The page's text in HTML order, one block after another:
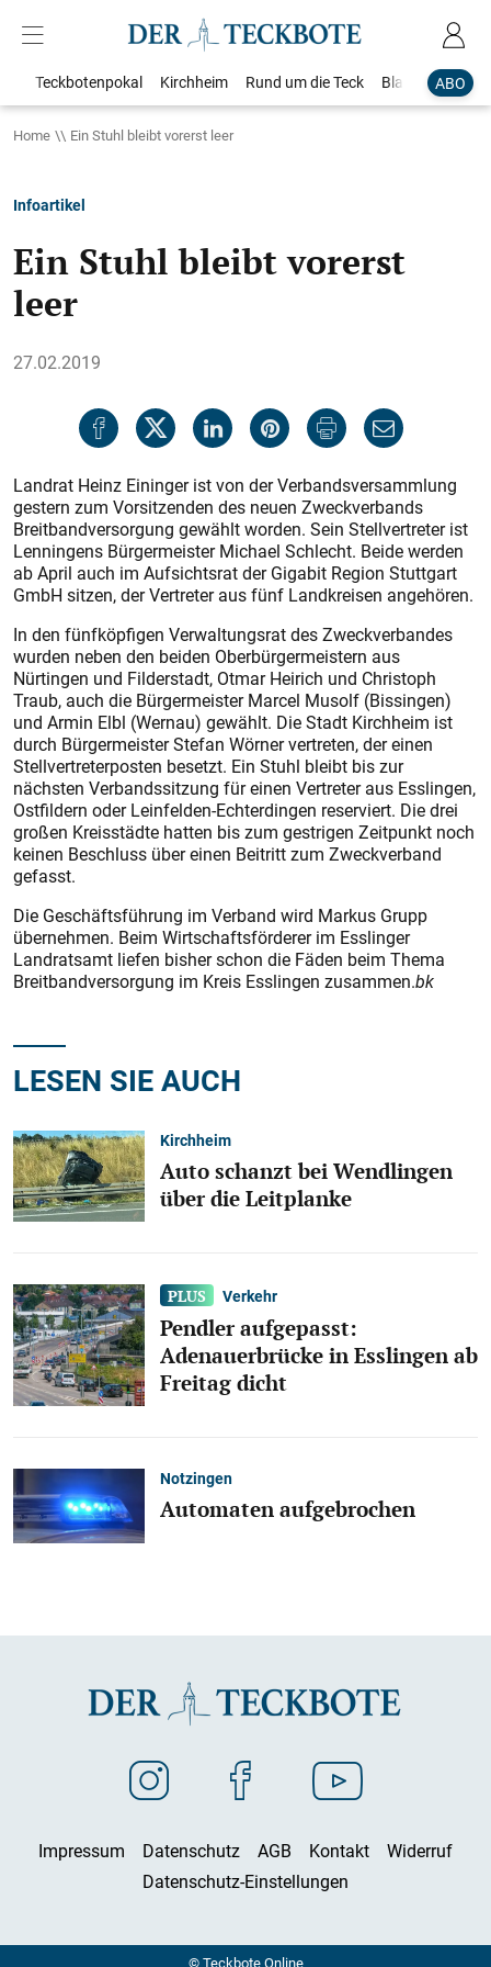
ABO
Teckbotenpokal Kirchheim Rund um die Teck Blaulicht
Home Ein Stuhl bleibt vorerst leer
Infoartikel
Ein Stuhl bleibt vorerst
leer
27.02.2019
Landrat Heinz Eininger ist von der Verbandsversammlung
gestern zum Vorsitzenden des neuen Zweckverbands
Breitbandversorgung gewählt worden. Sein Stellvertreter ist
Lenningens Bürgermeister Michael Schlecht. Beide werden
ab April auch im Aufsichtsrat der Gigabit Region Stuttgart
GmbH sitzen, der Vertreter aus fünf Landkreisen angehören.
In den fünfköpfigen Verwaltungsrat des Zweckverbandes
wurden neben den beiden Oberbürgermeistern aus
Nürtingen und Filderstadt, Otmar Heirich und Christoph
Traub, auch die Bürgermeister Marcel Musolf (Bissingen)
und Armin Elbl (Wernau) gewählt. Die Stadt Kirchheim ist
durch Bürgermeister Stefan Wörner vertreten, der einen
Stellvertreterposten besetzt. Ein Stuhl bleibt bis zur
nächsten Verbandssitzung für einen Vertreter aus Esslingen,
Ostfildern oder Leinfelden-Echterdingen reserviert. Die drei
großen Kreisstädte hatten bis zum gestrigen Zeitpunkt noch
keinen Beschluss über einen Beitritt zum Zweckverband
gefasst.
Die Geschäftsführung im Verband wird Markus Grupp
übernehmen. Beim Wirtschaftsförderer im Esslinger
Landratsamt liefen bisher schon die Fäden beim Thema
Breitbandversorgung im Kreis Esslingen zusammen.bk
LESEN SIE AUCH
Kirchheim
Auto schanzt bei Wendlingen
über die Leitplanke
Verkehr
Pendler aufgepasst:
Adenauerbrücke in Esslingen ab
Freitag dicht
Notzingen
Automaten aufgebrochen
Impressum Datenschutz AGB Kontakt
Widerruf
Datenschutz-Einstellungen
© Teckbote Online